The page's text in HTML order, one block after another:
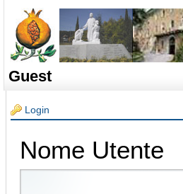
Guest
Login
Nome Utente